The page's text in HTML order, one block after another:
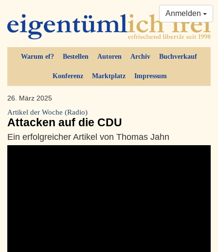
Warum ef? Bestellen Autoren Archiv Buchverkauf
Konferenz Marktplatz Impressum
Anmelden
26. März 2025
Artikel der Woche (Radio)
Attacken auf die CDU
Ein erfolgreicher Artikel von Thomas Jahn